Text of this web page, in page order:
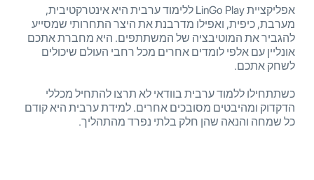
אפליקציית LinGo Play ללימוד ערבית היא אינטרקטיבית,
מערבת, כיפית, ואפילו מדרבנת את היצר התחרותי שמסייע
להגביר את המוטיבציה של המשתתפים. היא מחברת אתכם
אונליין עם אלפי לומדים אחרים מכל רחבי העולם שיכולים
לשחק אתכם.
כשתתחילו ללמוד ערבית בוודאי לא תרצו להתחיל מכללי
הדקדוק ומהיבטים מסובכים אחרים. למידת ערבית היא קודם
כל שמחה והנאה שהן חלק בלתי נפרד מהתהליך.